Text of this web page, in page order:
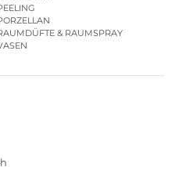
& RAUMSPRAY